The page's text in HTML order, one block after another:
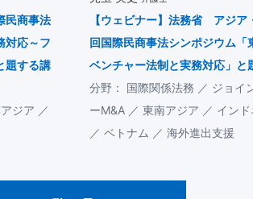
民商事法
対応～フ
題する講
ジア
【ウェビナー】法務省 アジ
回国際民商事法シンポジウム「
ベンチャー法制と実務対応」と
国際関係法務
ジョイ
ーM&A
東南アジア イン
ベトナム
海外進出支援